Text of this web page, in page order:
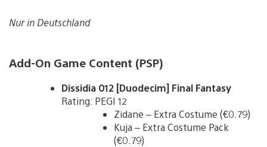
Nur in Deutschland
Add-On Game Content (PSP)
Dissidia 012 [Duodecim] Final Fantasy
Rating: PEGI 12
Zidane – Extra Costume (€0.79)
Kuja – Extra Costume Pack
(€0.79)